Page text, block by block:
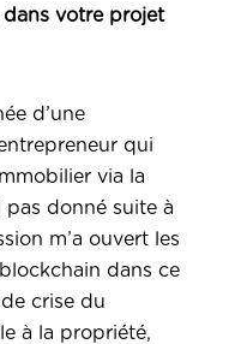
dans votre projet
d’une
qui
via la
pas donné suite à
m’a ouvert les
dans ce
crise du
à la propriété,